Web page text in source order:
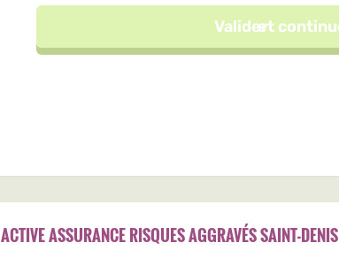
ACTIVE ASSURANCE RISQUES AGGRAVÉS SAINT-DENIS